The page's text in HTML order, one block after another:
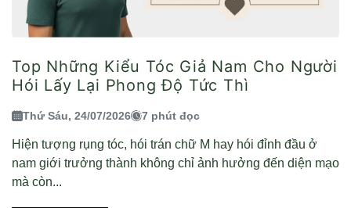
Top Những Kiểu Tóc Giả Nam Cho Người
Hói Lấy Lại Phong Độ Tức Thì
Thứ Sáu, 24/07/2026 7 phút đọc
Hiện tượng rụng tóc, hói trán chữ M hay hói đỉnh đầu ở
nam giới trưởng thành không chỉ ảnh hưởng đến diện mạo
mà còn...